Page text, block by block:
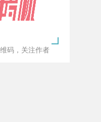
码，关注作者